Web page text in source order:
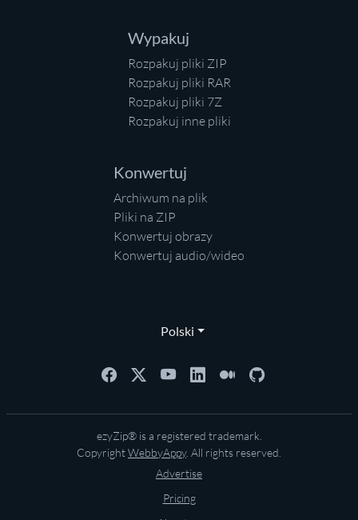
Wypakuj
Rozpakuj pliki ZIP
Rozpakuj pliki RAR
Rozpakuj pliki 7Z
Rozpakuj inne pliki
Konwertuj
Archiwum na plik
Pliki na ZIP
Konwertuj obrazy
Konwertuj audio/wideo
Polski
ezyZip® is a registered trademark.
CopyrightWebbyAppy. All rights reserved.
Advertise
Pricing